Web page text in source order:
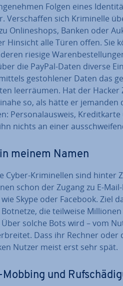
Folgen eines
Ver­schaf­fen sich Kri­mi­nel­le
On­line­shops, Banken oder
Hinsicht alle Türen offen. Sie
riesige
die PayPal-Daten diverse
ge­stoh­le­ner Daten das
leer­räu­men. Hat der
so, als hätte er
Per­so­nal­aus­weis,
nichts an einer
meinem Namen
Cyber-Kri­mi­nel­len sind hinter
schon der Zugang zu E-
Skype oder Facebook. Ziel
die teilweise
solche Bots wird – vom
Dass ihr Rechner oder
Nutzer meist erst sehr spät.
und